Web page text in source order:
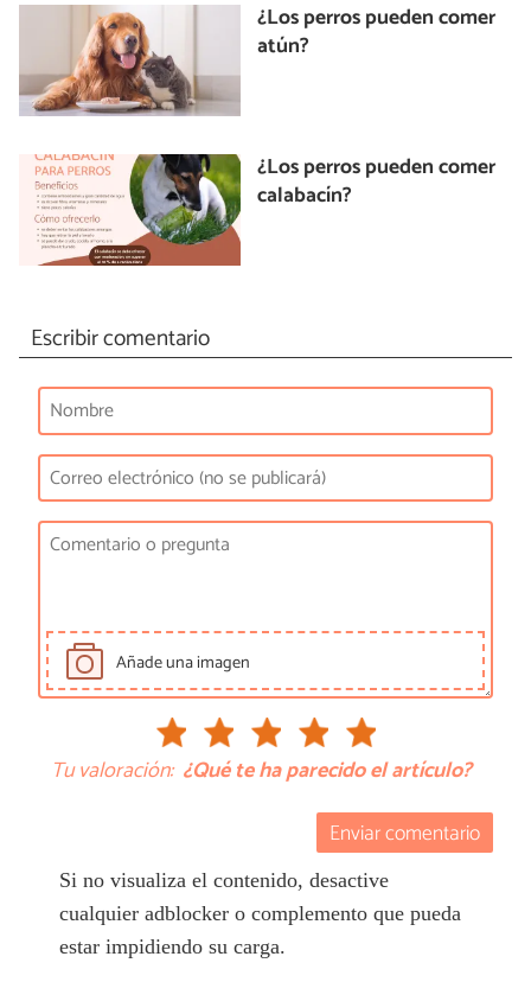
¿Los perros pueden comer
atún?
¿Los perros pueden comer
calabacín?
Escribir comentario
Añade una imagen
Tu valoración: ¿Qué te ha parecido el artículo?
Enviar comentario
Si no visualiza el contenido, desactive
cualquier adblocker o complemento que pueda
estar impidiendo su carga.